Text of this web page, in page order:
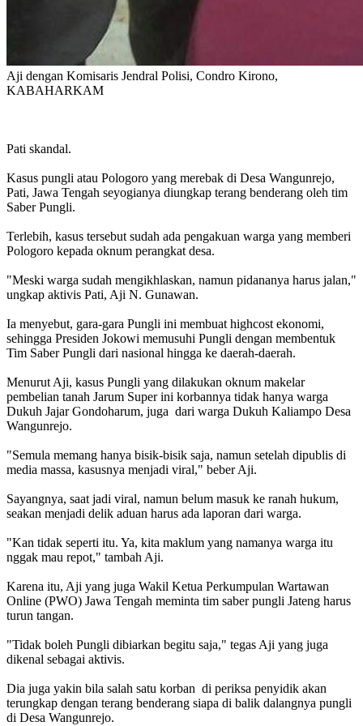
Aji dengan Komisaris Jendral Polisi, Condro Kirono,
KABAHARKAM
Pati skandal.
Kasus pungli atau Pologoro yang merebak di Desa Wangunrejo,
Pati, Jawa Tengah seyogianya diungkap terang benderang oleh tim
Saber Pungli.
Terlebih, kasus tersebut sudah ada pengakuan warga yang memberi
Pologoro kepada oknum perangkat desa.
"Meski warga sudah mengikhlaskan, namun pidananya harus jalan,"
ungkap aktivis Pati, Aji N. Gunawan.
Ia menyebut, gara-gara Pungli ini membuat highcost ekonomi,
sehingga Presiden Jokowi memusuhi Pungli dengan membentuk
Tim Saber Pungli dari nasional hingga ke daerah-daerah.
Menurut Aji, kasus Pungli yang dilakukan oknum makelar
pembelian tanah Jarum Super ini korbannya tidak hanya warga
Dukuh Jajar Gondoharum, juga dari warga Dukuh Kaliampo Desa
Wangunrejo.
"Semula memang hanya bisik-bisik saja, namun setelah dipublis di
media massa, kasusnya menjadi viral," beber Aji.
Sayangnya, saat jadi viral, namun belum masuk ke ranah hukum,
seakan menjadi delik aduan harus ada laporan dari warga.
"Kan tidak seperti itu. Ya, kita maklum yang namanya warga itu
nggak mau repot," tambah Aji.
Karena itu, Aji yang juga Wakil Ketua Perkumpulan Wartawan
Online (PWO) Jawa Tengah meminta tim saber pungli Jateng harus
turun tangan.
"Tidak boleh Pungli dibiarkan begitu saja," tegas Aji yang juga
dikenal sebagai aktivis.
Dia juga yakin bila salah satu korban di periksa penyidik akan
terungkap dengan terang benderang siapa di balik dalangnya pungli
di Desa Wangunrejo.